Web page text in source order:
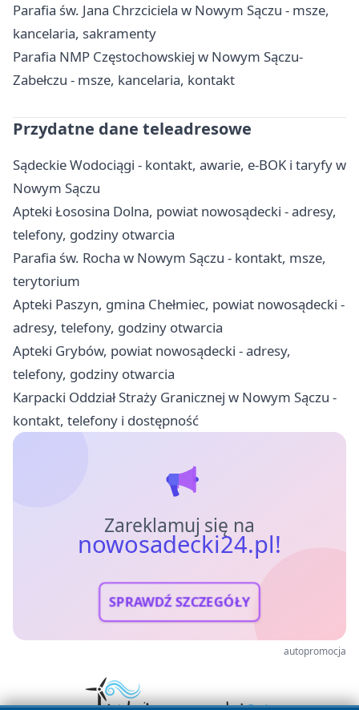
Parafia św. Jana Chrzciciela w Nowym Sączu - msze,
kancelaria, sakramenty
Parafia NMP Częstochowskiej w Nowym Sączu-
Zabełczu - msze, kancelaria, kontakt
Przydatne dane teleadresowe
Sądeckie Wodociągi - kontakt, awarie, e-BOK i taryfy w
Nowym Sączu
Apteki Łososina Dolna, powiat nowosądecki - adresy,
telefony, godziny otwarcia
Parafia św. Rocha w Nowym Sączu - kontakt, msze,
terytorium
Apteki Paszyn, gmina Chełmiec, powiat nowosądecki -
adresy, telefony, godziny otwarcia
Apteki Grybów, powiat nowosądecki - adresy,
telefony, godziny otwarcia
Karpacki Oddział Straży Granicznej w Nowym Sączu -
kontakt, telefony i dostępność
Zareklamuj się na
nowosadecki24.pl!
SPRAWDŹ SZCZEGÓŁY
autopromocja